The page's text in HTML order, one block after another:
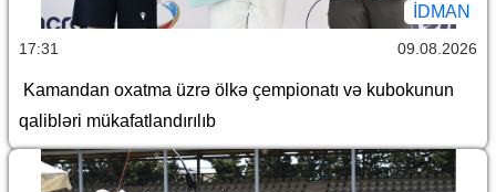
İDMAN
17:31 09.08.2026
Kamandan oxatma üzrə ölkə çempionatı və kubokunun
qalibləri mükafatlandırılıb